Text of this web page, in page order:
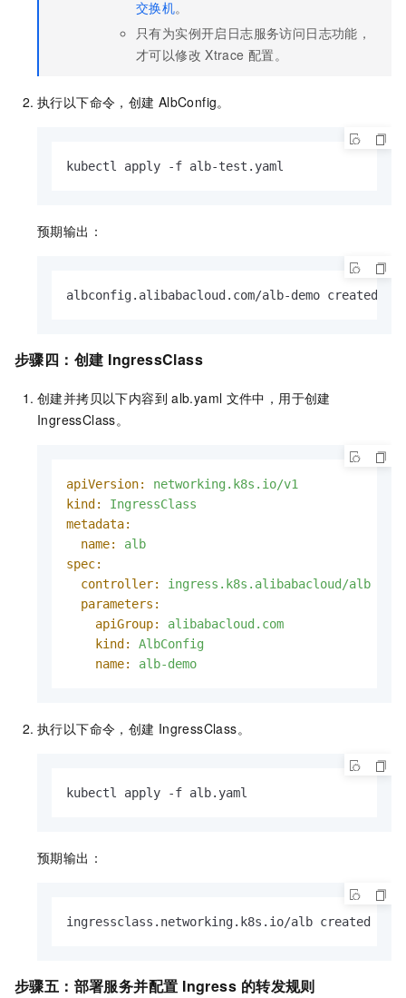
交换机。
只有为实例开启日志服务访问日志功能，
才可以修改 Xtrace 配置。
执行以下命令，创建 AlbConfig。
kubectl apply -f alb-test.yaml
预期输出：
albconfig.alibabacloud.com/alb-demo created
步骤四： 创建 IngressClass
创建并拷贝以下内容到 alb.yaml 文件中，用于创建
IngressClass。
apiVersion:
networking.k8s.io/v1
kind:
IngressClass
metadata:
name:
alb
spec:
controller:
ingress.k8s.alibabacloud/alb
parameters:
apiGroup:
alibabacloud.com
kind:
AlbConfig
name:
alb-demo
执行以下命令，创建 IngressClass。
kubectl apply -f alb.yaml
预期输出：
ingressclass.networking.k8s.io/alb created
步骤五：部署服务并配置 Ingress 的转发规则